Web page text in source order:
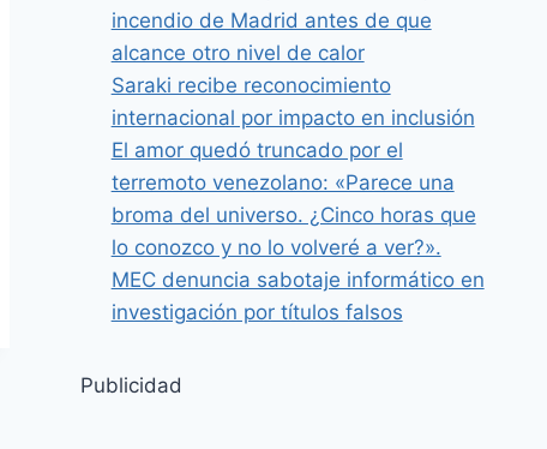
incendio de Madrid antes de que
alcance otro nivel de calor
Saraki recibe reconocimiento
internacional por impacto en inclusión
El amor quedó truncado por el
terremoto venezolano: «Parece una
broma del universo. ¿Cinco horas que
lo conozco y no lo volveré a ver?».
MEC denuncia sabotaje informático en
investigación por títulos falsos
Publicidad